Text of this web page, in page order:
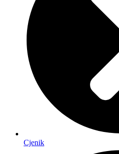
Cjenik